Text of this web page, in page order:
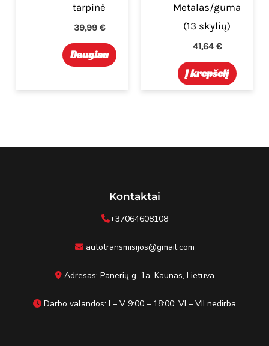
tarpinė
39,99 €
Daugiau
Metalas/guma
(13 skylių)
41,64 €
Į krepšelį
Kontaktai
+37064608108
autotransmisijos@gmail.com
Adresas: Panerių g. 1a, Kaunas, Lietuva
Darbo valandos: I – V 9:00 – 18:00; VI – VII nedirba